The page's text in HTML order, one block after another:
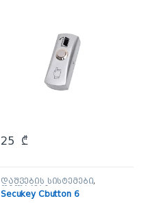
25 ₾
დაშვების სისტემები,
ღილაკები
Secukey Cbutton 6